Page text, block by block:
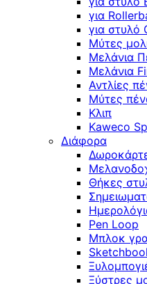
για
για στυλό
Μύτες
Μελάνια
Μελάνια
Αντλίες
Μύτες
Κλιπ
Kaweco
Διάφορα
Θήκες
Pen Loop
Μπλοκ
Ξύστρες